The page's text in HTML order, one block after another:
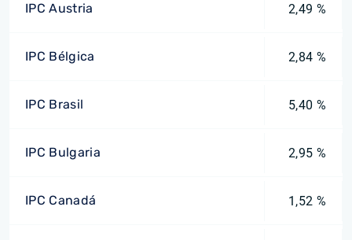
IPC Austria 2,49 %
IPC Bélgica 2,84 %
IPC Brasil 5,40 %
IPC Bulgaria 2,95 %
IPC Canadá 1,52 %